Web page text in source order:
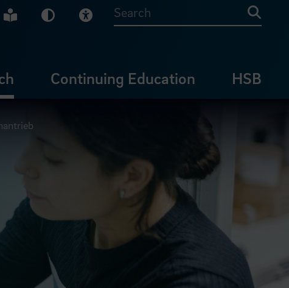
Easy EnglishDark ModeVisual Help
Continuing Education HSB